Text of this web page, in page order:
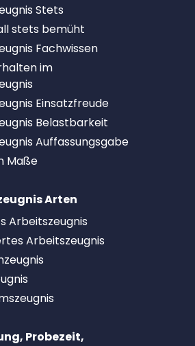
Stets
stets bemüht
Fachwissen
im
Einsatzfreude
Belastbarkeit
Auffassungsgabe
Maße
Arten
Arbeitszeugnis
Arbeitszeugnis
Probezeit,